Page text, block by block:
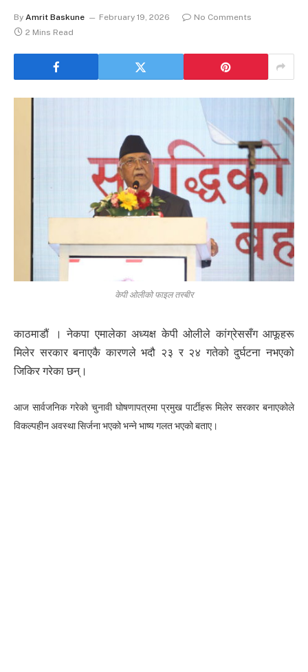
By Amrit Baskune February 19, 2026
No Comments
2 Mins Read
केपी ओलीको फाइल तस्बीर
काठमाडौं । नेकपा एमालेका अध्यक्ष केपी ओलीले कांग्रेससँग आफूहरू
मिलेर सरकार बनाएकै कारणले भदौ २३ र २४ गतेको दुर्घटना नभएको
जिकिर गरेका छन्।
आज सार्वजनिक गरेको चुनावी घोषणापत्रमा प्रमुख पार्टीहरू मिलेर सरकार बनाएकोले
विकल्पहीन अवस्था सिर्जना भएको भन्ने भाष्य गलत भएको बताए।